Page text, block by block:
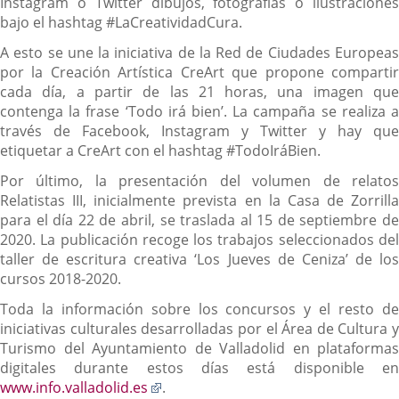
bajo el hashtag #LaCreatividadCura.
A esto se une la iniciativa de la Red de Ciudades Europeas
por la Creación Artística CreArt que propone compartir
cada día, a partir de las 21 horas, una imagen que
contenga la frase ‘Todo irá bien’. La campaña se realiza a
través de Facebook, Instagram y Twitter y hay que
etiquetar a CreArt con el hashtag #TodoIráBien.
Por último, la presentación del volumen de relatos
Relatistas III, inicialmente prevista en la Casa de Zorrilla
para el día 22 de abril, se traslada al 15 de septiembre de
2020. La publicación recoge los trabajos seleccionados del
taller de escritura creativa ‘Los Jueves de Ceniza’ de los
cursos 2018-2020.
Toda la información sobre los concursos y el resto de
iniciativas culturales desarrolladas por el Área de Cultura y
Turismo del Ayuntamiento de Valladolid en plataformas
digitales durante estos días está disponible en
www.info.valladolid.es
Enlace
.